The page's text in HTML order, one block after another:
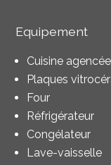
Equipement
Cuisine agencée
Plaques
Four
Réfrigérateur
Congélateur
Lave-vaisselle